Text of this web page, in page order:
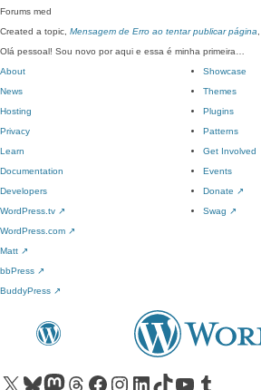
Forums med
Created a topic, Mensagem de Erro ao tentar publicar página
Olá pessoal! Sou novo por aqui e essa é minha primeira…
About
News
Hosting
Privacy
Showcase
Themes
Plugins
Patterns
Learn
Documentation
Developers
WordPress.tv ↗
Get Involved
Events
Donate ↗
Swag ↗
WordPress.com ↗
Matt ↗
bbPress ↗
BuddyPress ↗
Visit our X (formerly Twitter) account
Visit our Bluesky account
Visit our Mastodon account
Visit our Threads account
Visit our Facebook pageVisit our Instagram account
Visit our LinkedIn account
Visit our TikTok account
Visit our YouTube channel
Visit our Tumblr account